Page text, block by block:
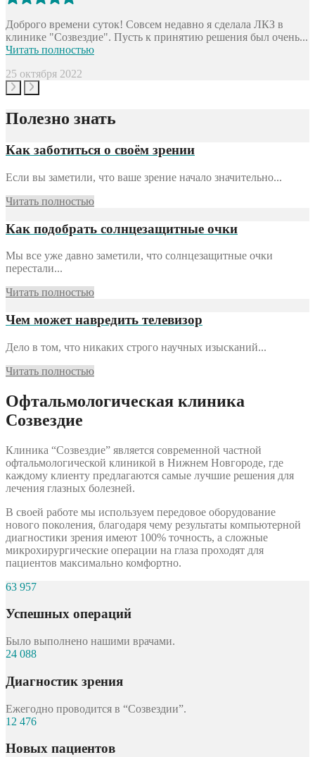
Доброго времени суток! Совсем недавно я сделала ЛКЗ в
клинике "Созвездие". Пусть к принятию решения был очень...
Читать полностью
25 октября 2022
Полезно знать
Как заботиться о своём зрении
Если вы заметили, что ваше зрение начало значительно...
Читать полностью
Как подобрать солнцезащитные очки
Мы все уже давно заметили, что солнцезащитные очки
перестали...
Читать полностью
Чем может навредить телевизор
Дело в том, что никаких строго научных изысканий...
Читать полностью
Офтальмологическая клиника
Созвездие
Клиника “Созвездие” является современной частной
офтальмологической клиникой в Нижнем Новгороде, где
каждому клиенту предлагаются самые лучшие решения для
лечения глазных болезней.
В своей работе мы используем передовое оборудование
нового поколения, благодаря чему результаты компьютерной
диагностики зрения имеют 100% точность, а сложные
микрохирургические операции на глаза проходят для
пациентов максимально комфортно.
63 957
Успешных операций
Было выполнено нашими врачами.
24 088
Диагностик зрения
Ежегодно проводится в “Созвездии”.
12 476
Новых пациентов